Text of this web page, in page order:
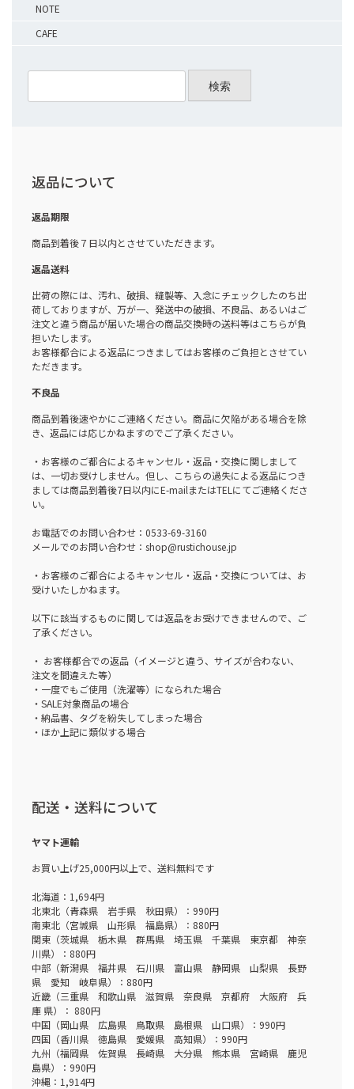
NOTE
CAFE
検索
返品について
返品期限
商品到着後７日以内とさせていただきます。
返品送料
出荷の際には、汚れ、破損、縫製等、入念にチェックしたのち出
荷しておりますが、万が一、発送中の破損、不良品、あるいはご
注文と違う商品が届いた場合の商品交換時の送料等はこちらが負
担いたします。
お客様都合による返品につきましてはお客様のご負担とさせてい
ただきます。
不良品
商品到着後速やかにご連絡ください。商品に欠陥がある場合を除
き、返品には応じかねますのでご了承ください。
・お客様のご都合によるキャンセル・返品・交換に関しまして
は、一切お受けしません。但し、こちらの過失による返品につき
ましては商品到着後7日以内にE-mailまたはTELにてご連絡くださ
い。
お電話でのお問い合わせ：0533-69-3160
メールでのお問い合わせ：shop@rustichouse.jp
・お客様のご都合によるキャンセル・返品・交換については、お
受けいたしかねます。
以下に該当するものに関しては返品をお受けできませんので、ご
了承ください。
・ お客様都合での返品（イメージと違う、サイズが合わない、
注文を間違えた等）
・一度でもご使用（洗濯等）になられた場合
・SALE対象商品の場合
・納品書、タグを紛失してしまった場合
・ほか上記に類似する場合
配送・送料について
ヤマト運輸
お買い上げ25,000円以上で、送料無料です
北海道：1,694円
北東北（青森県 岩手県 秋田県）：990円
南東北（宮城県 山形県 福島県）：880円
関東（茨城県 栃木県 群馬県 埼玉県 千葉県 東京都 神奈
川県）：880円
中部（新潟県 福井県 石川県 富山県 静岡県 山梨県 長野
県 愛知 岐阜県）：880円
近畿（三重県 和歌山県 滋賀県 奈良県 京都府 大阪府 兵
庫 県）： 880円
中国（岡山県 広島県 鳥取県 島根県 山口県）：990円
四国（香川県 徳島県 愛媛県 高知県）：990円
九州（福岡県 佐賀県 長崎県 大分県 熊本県 宮崎県 鹿児
島県）：990円
沖縄：1,914円